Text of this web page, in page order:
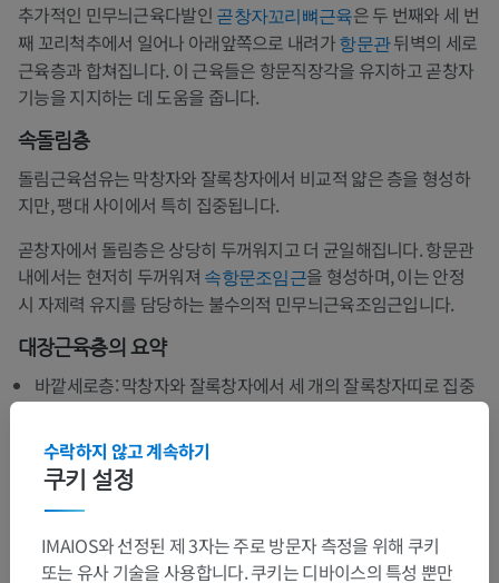
추가적인 민무늬근육다발인 곧창자꼬리뼈근육은 두 번째와 세 번
째 꼬리척추에서 일어나 아래앞쪽으로 내려가항문관뒤벽의 세로
근육층과 합쳐집니다. 이 근육들은 항문직장각을 유지하고 곧창자
기능을 지지하는 데 도움을 줍니다.
속돌림층
돌림근육섬유는 막창자와 잘록창자에서 비교적 얇은 층을 형성하
지만, 팽대 사이에서 특히 집중됩니다.
곧창자에서 돌림층은 상당히 두꺼워지고 더 균일해집니다. 항문관
내에서는 현저히 두꺼워져 속항문조임근을 형성하며, 이는 안정
시 자제력 유지를 담당하는 불수의적 민무늬근육조임근입니다.
대장근육층의 요약
바깥세로층: 막창자와 잘록창자에서 세 개의 잘록창자띠로 집중
속돌림층: 대장 전체에 걸쳐 연속적으로 존재합니다.
팽대: 잘록창자띠가 창자벽보다 짧기 때문에 형성됩니다.
쿠키 설정
수락하지 않고 계속하기
IMAIOS와 선정된 제 3자는 주로 방문자 측정을 위해 쿠키
또는 유사 기술을 사용합니다. 쿠키는 디바이스의 특성 뿐만